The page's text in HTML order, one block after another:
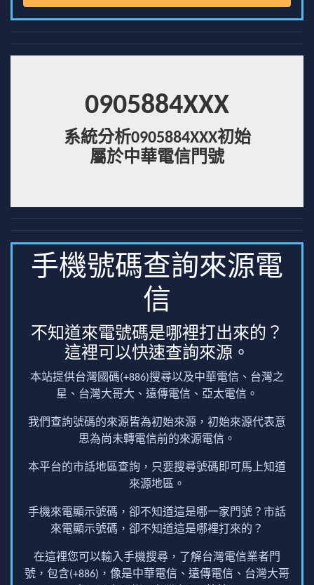
0905884XXX
系統分析0905884XXX初始
屬於中華電信門號
手機號碼查詢來源電
信
不知道來電號碼是哪裡打出來的？
這裡可以快速查詢來源。
本站提供台灣國碼(+886)搜尋以及中華電信、台灣之
星、台灣大哥大、遠傳電信、亞太電信。
我們查詢號碼的來源皆為初始來源，初始來源代表意
思為尚未轉電信前的來源電信。
本平台的市話地區查詢，只要搜尋號碼即可馬上知道
來源地區。
手機來電顯示號碼，卻不知道這是哪一家門號？市話
來電顯示號碼，卻不知道這是哪裡打來的？
在這裡您可以輸入手機搜尋，了解台灣電信業者門
號，包含(+886)，像是中華電信、遠傳電信、台灣大哥